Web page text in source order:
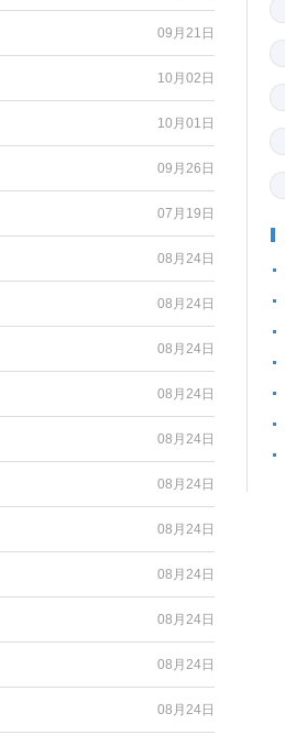
09月21日
10月02日
10月01日
09月26日
07月19日
08月24日
08月24日
08月24日
08月24日
08月24日
08月24日
08月24日
08月24日
08月24日
08月24日
08月24日